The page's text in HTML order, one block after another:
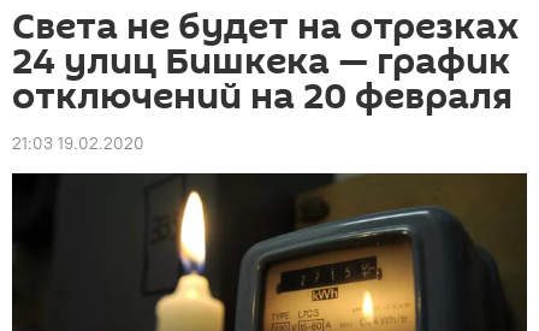
Света не будет на отрезках
24 улиц Бишкека — график
отключений на 20 февраля
21:03 19.02.2020